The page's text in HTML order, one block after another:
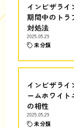
インビザライ
期間中のトラ
対処法
2025.05.29
未分類
インビザライ
ームホワイト
の相性
2025.05.29
未分類